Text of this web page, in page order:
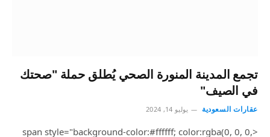
تجمع المدينة المنورة الصحي يُطلق حملة "صحتك
في الصيف"
عقارات السعودية يوليو 14, 2024
<span style="background-color:#ffffff; color:rgba(0, 0, 0,